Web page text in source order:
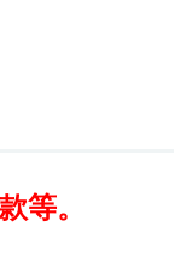
等。